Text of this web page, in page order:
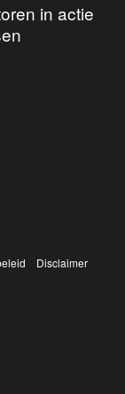
in actie
Disclaimer